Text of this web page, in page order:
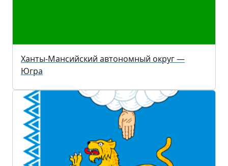
Ханты-Мансийский автономный округ —
Югра